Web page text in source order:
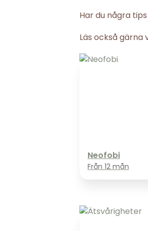
Har du några
Läs också
Neofobi
Från 12 mån